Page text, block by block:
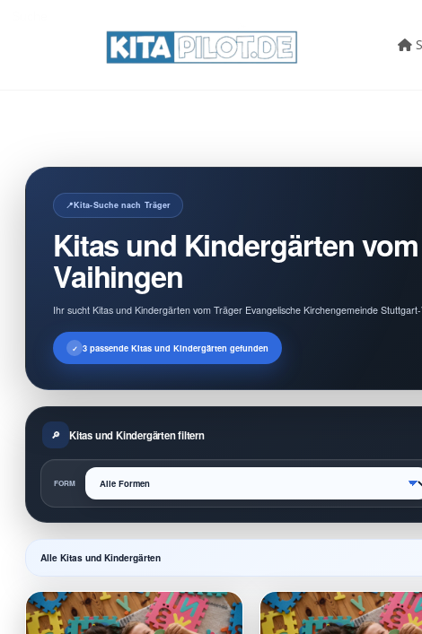
Kita-Suche nach Träger
Kitas und Kindergärten
Vaihingen
Ihr sucht Kitas und Kindergärten vom Träger Evangelische Kirchengemeinde
3 passende Kitas und Kindergärten gefunden
Kitas und Kindergärten filtern
FORM
Alle Kitas und Kindergärten